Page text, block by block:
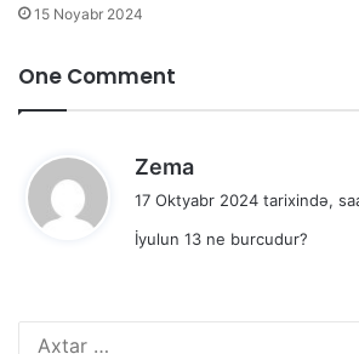
15 Noyabr 2024
One Comment
Zema
e
i
:
17 Oktyabr 2024 tarixində,
İyulun 13 ne burcudur?